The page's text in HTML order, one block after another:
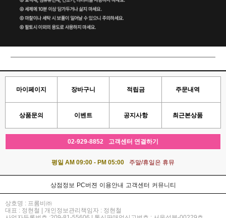
마이페이지 장바구니 적립금 주문내역
상품문의 이벤트 공지사항 최근본상품
02-929-8852 고객센터 연결하기
평일 AM 09:00 - PM 05:00 주말/휴일은 휴뮤
상점정보 PC버젼 이용안내 고객센터 커뮤니티
상호명 : 프롬비㈜
대표 : 정현철 | 개인정보관리책임자 : 정현철